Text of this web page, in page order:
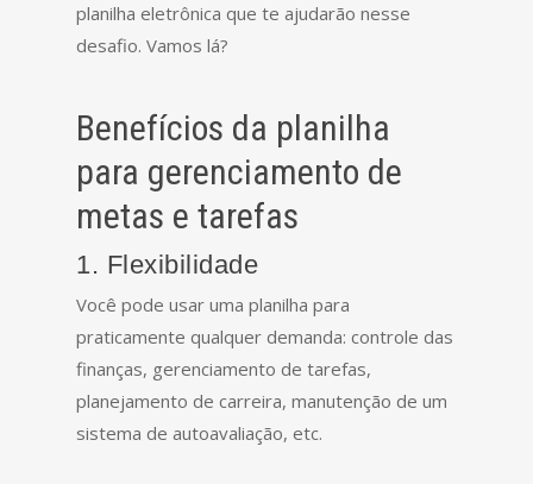
planilha eletrônica que te ajudarão nesse
desafio. Vamos lá?
Benefícios da planilha
para gerenciamento de
metas e tarefas
1. Flexibilidade
Você pode usar uma planilha para
praticamente qualquer demanda: controle das
finanças, gerenciamento de tarefas,
planejamento de carreira, manutenção de um
sistema de autoavaliação, etc.